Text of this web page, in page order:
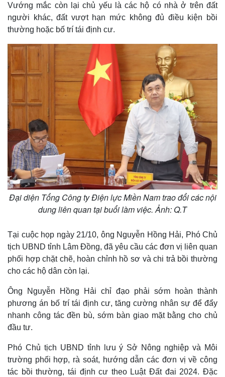
Thế giới
Quan sát
Hồ sơ
Multimedia
E-Magazine
Infographic
Vướng mắc còn lại chủ yếu là các hộ có nhà ở trên đất
người khác, đất vượt hạn mức không đủ điều kiện bồi
thường hoặc bố trí tái định cư.
Đại diện Tổng Công ty Điện lực Miền Nam trao đổi các nội
dung liên quan tại buổi làm việc. Ảnh: Q.T
Tại cuộc họp ngày 21/10, ông Nguyễn Hồng Hải, Phó Chủ
tịch UBND tỉnh Lâm Đồng, đã yêu cầu các đơn vị liên quan
phối hợp chặt chẽ, hoàn chỉnh hồ sơ và chi trả bồi thường
cho các hộ dân còn lại.
Ông Nguyễn Hồng Hải chỉ đạo phải sớm hoàn thành
phương án bố trí tái định cư, tăng cường nhân sự để đẩy
nhanh công tác đền bù, sớm bàn giao mặt bằng cho chủ
đầu tư.
Phó Chủ tịch UBND tỉnh lưu ý Sở Nông nghiệp và Môi
trường phối hợp, rà soát, hướng dẫn các đơn vị về công
tác bồi thường, tái định cư theo Luật Đất đai 2024. Đặc